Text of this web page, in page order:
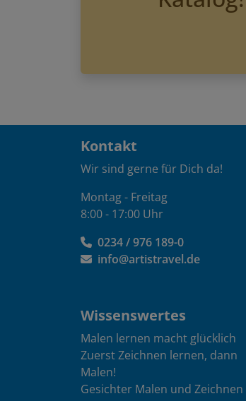
Kontakt
Wir sind gerne für Dich da!
Montag - Freitag
8:00 - 17:00 Uhr
0234 / 976 189-0
info@artistravel.de
Wissenswertes
Malen lernen macht glücklich
Zuerst Zeichnen lernen, dann
Malen!
Gesichter Malen und Zeichnen